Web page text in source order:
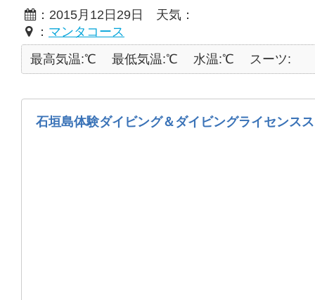
：2015月12日29日 天気：
： マンタコース
最高気温:℃
最低気温:℃ 水温:℃ スーツ:
石垣島体験ダイビング＆ダイビングライセンス